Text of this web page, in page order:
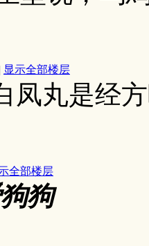
显示全部楼层
凤丸是经
全部楼层
狗